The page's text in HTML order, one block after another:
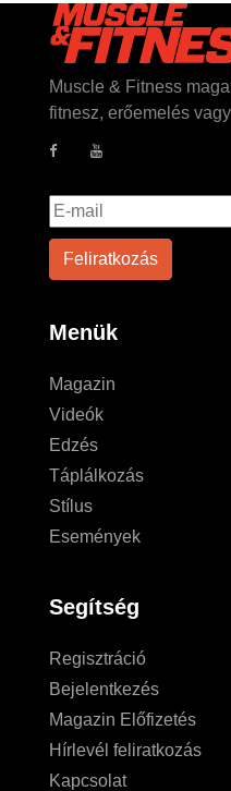
Muscle & Fitness
fitnesz, erőemelés
Menük
Magazin
Videók
Edzés
Táplálkozás
Stílus
Események
Segítség
Regisztráció
Bejelentkezés
Magazin Előfizetés
Hírlevél feliratkozás
Kapcsolat